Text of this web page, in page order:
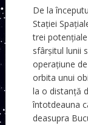
De la
Stației
trei
sfârșitul lunii
operațiune
orbita unui
la o distanță
întotdeauna
deasupra